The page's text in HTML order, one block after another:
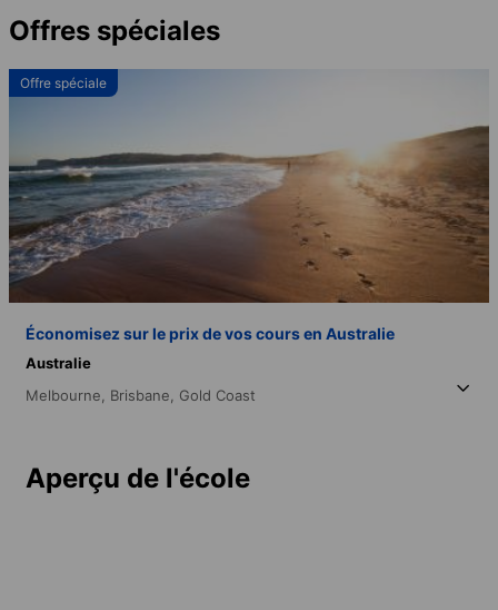
Offres spéciales
Offre spéciale
Économisez sur le prix de vos cours en Australie
Australie
Melbourne, Brisbane, Gold Coast
Aperçu de l'école